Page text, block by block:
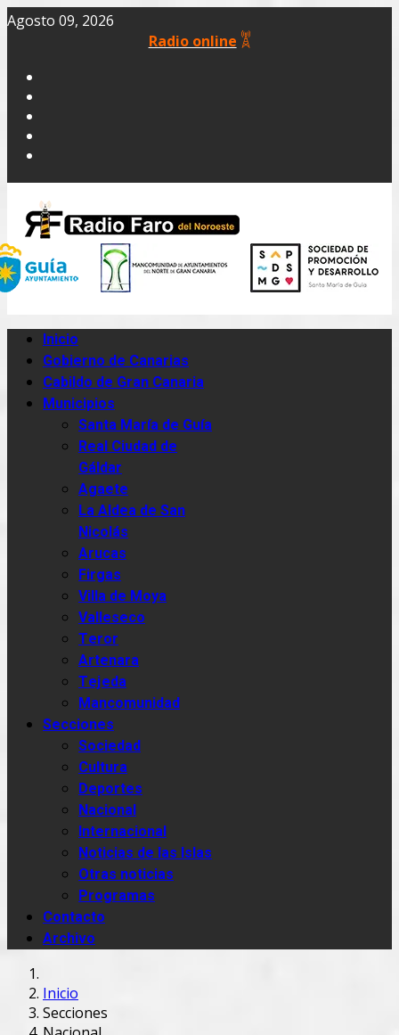
Agosto 09, 2026
Radio online
Inicio
Gobierno de Canarias
Cabildo de Gran Canaria
Municipios
Santa María de Guía
Real Ciudad de
Gáldar
Agaete
La Aldea de San
Nicolás
Arucas
Firgas
Villa de Moya
Valleseco
Teror
Artenara
Tejeda
Mancomunidad
Secciones
Sociedad
Cultura
Deportes
Nacional
Internacional
Noticias de las Islas
Otras noticias
Programas
Contacto
Archivo
Inicio
Secciones